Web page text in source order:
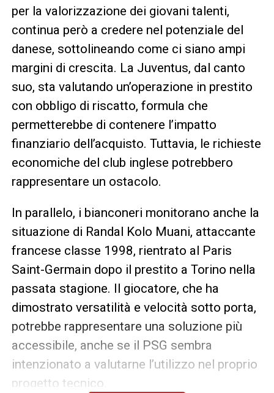
per la valorizzazione dei giovani talenti,
continua però a credere nel potenziale del
danese, sottolineando come ci siano ampi
margini di crescita. La Juventus, dal canto
suo, sta valutando un’operazione in prestito
con obbligo di riscatto, formula che
permetterebbe di contenere l’impatto
finanziario dell’acquisto. Tuttavia, le richieste
economiche del club inglese potrebbero
rappresentare un ostacolo.
In parallelo, i bianconeri monitorano anche la
situazione di Randal Kolo Muani, attaccante
francese classe 1998, rientrato al Paris
Saint-Germain dopo il prestito a Torino nella
passata stagione. Il giocatore, che ha
dimostrato versatilità e velocità sotto porta,
potrebbe rappresentare una soluzione più
accessibile, anche se il PSG sembra
intenzionato a valutarne l’utilizzo nel proprio
progetto tecnico.